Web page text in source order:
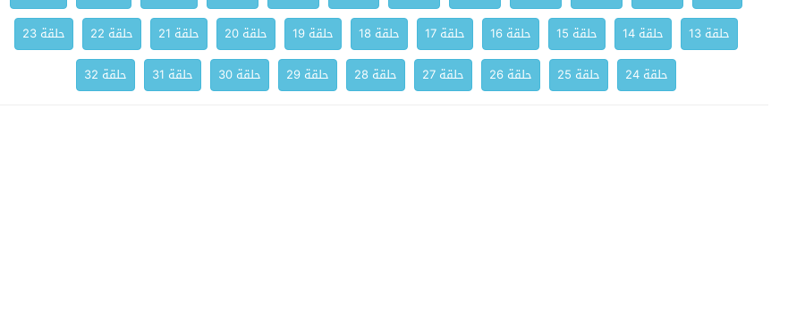
حلقة 13
حلقة 14 حلقة 15 حلقة 16 حلقة 17 حلقة 18 حلقة 19 حلقة 20 حلقة 21 حلقة 22
حلقة 23
حلقة 24
حلقة 25 حلقة 26 حلقة 27 حلقة 28 حلقة 29 حلقة 30 حلقة 31 حلقة 32